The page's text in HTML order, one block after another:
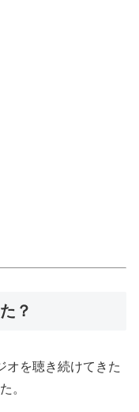
？
オを聴き続けてきた
。